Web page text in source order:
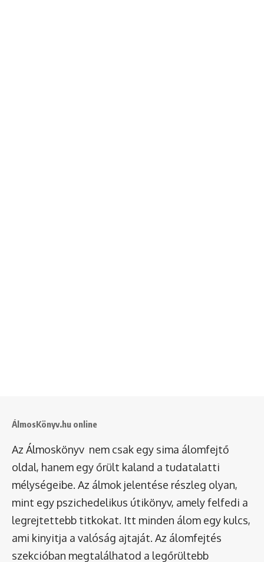
ÁlmosKönyv.hu online
Az Álmoskönyv nem csak egy sima álomfejtő
oldal, hanem egy őrült kaland a tudatalatti
mélységeibe. Az álmok jelentése részleg olyan,
mint egy pszichedelikus útikönyv, amely felfedi a
legrejtettebb titkokat. Itt minden álom egy kulcs,
ami kinyitja a valóság ajtaját. Az álomfejtés
szekcióban megtalálhatod a legőrültebb